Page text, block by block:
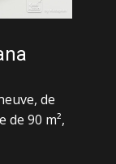
de
de 90 m²,